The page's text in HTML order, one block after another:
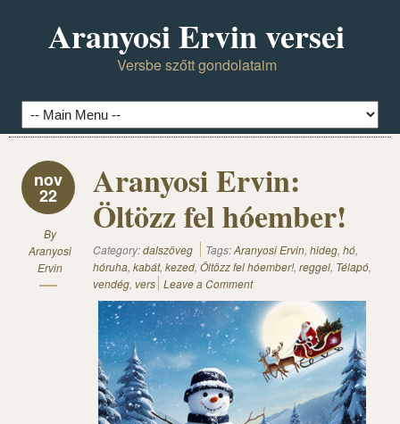
Aranyosi Ervin versei
Versbe szőtt gondolataim
nov
22
By
Aranyosi
Ervin
Aranyosi Ervin:
Öltözz fel hóember!
Category:dalszöveg Tags:Aranyosi Ervin, hideg, hó,
hóruha, kabát, kezed, Öltözz fel hóember!, reggel, Télapó,
vendég, vers Leave a Comment